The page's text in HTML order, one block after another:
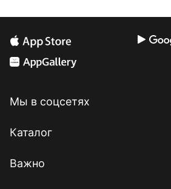
Мы в соцсетях
Каталог
Важно